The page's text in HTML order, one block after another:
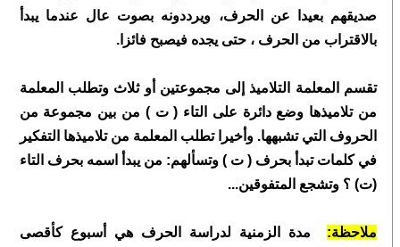
صديقهم بعيدا عن الحرف، ويرددونه بصوت عال عندما يبدأ
بالاقتراب من الحرف ، حتى يجده فيصبح فائزا.
تقسم المعلمة التلاميذ إلى مجموعتين أو ثلاث وتطلب المعلمة
من تلاميذها وضع دائرة على التاء ( ت ) من بين مجموعة من
الحروف التي تشبهها. وأخيرا تطلب المعلمة من تلاميذها التفكير
في كلمات تبدأ بحرف ( ت ) وتسألهم: من يبدأ اسمه بحرف التاء
(ت) ؟ وتشجع المتفوقين...
ملاحظة: مدة الزمنية لدراسة الحرف هي أسبوع كأقصى